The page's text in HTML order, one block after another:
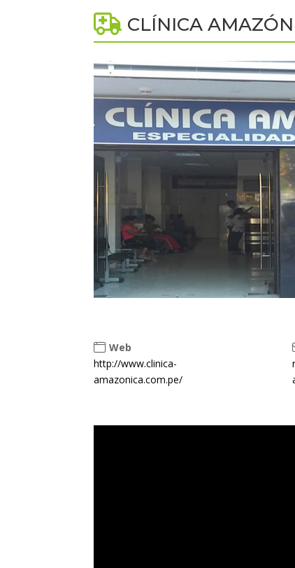
CLÍNICA
Web
http://www.clinica-
amazonica.com.pe/